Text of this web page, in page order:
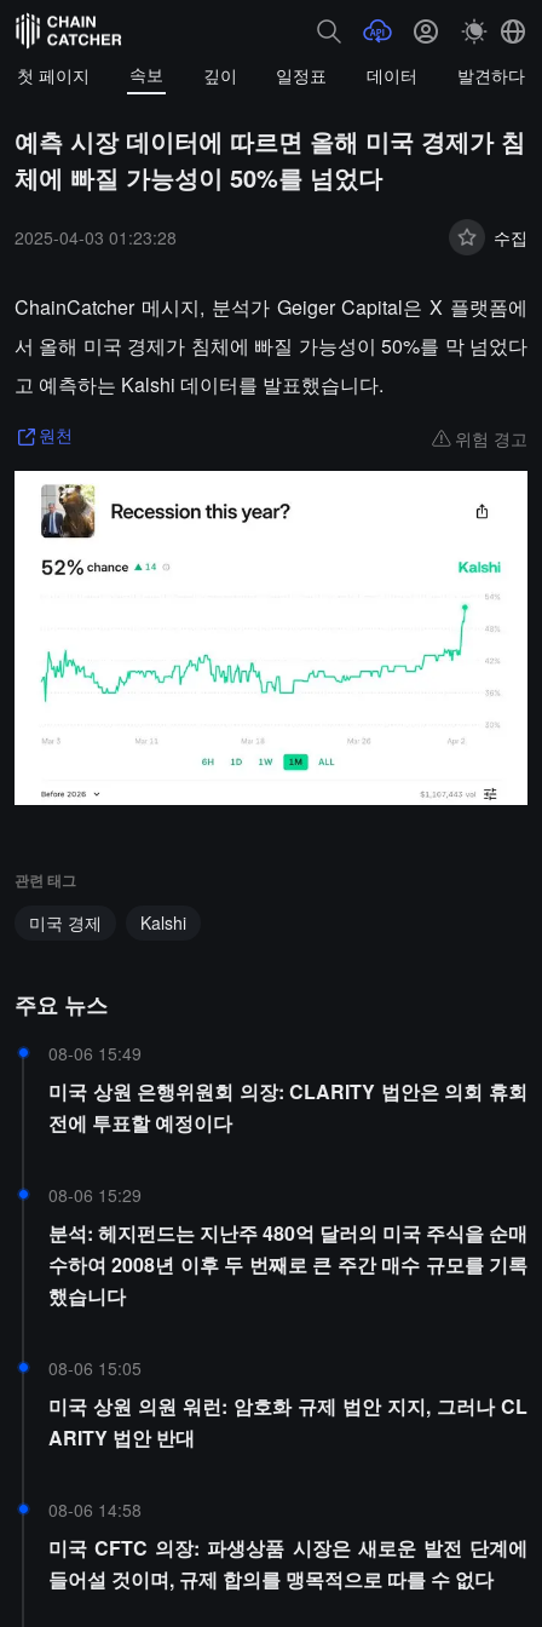
첫 페이지 속보 깊이 일정표 데이터 발견하다
예측 시장 데이터에 따르면 올해 미국 경제가 침
체에 빠질 가능성이 50%를 넘었다
2025-04-03 01:23:28 수집
ChainCatcher 메시지, 분석가 Geiger Capital은 X 플랫폼에
서 올해 미국 경제가 침체에 빠질 가능성이 50%를 막 넘었다
고 예측하는 Kalshi 데이터를 발표했습니다.
원천 위험 경고
관련 태그
미국 경제 Kalshi
주요 뉴스
08-06 15:49
미국 상원 은행위원회 의장: CLARITY 법안은 의회 휴회
전에 투표할 예정이다
08-06 15:29
분석: 헤지펀드는 지난주 480억 달러의 미국 주식을 순매
수하여 2008년 이후 두 번째로 큰 주간 매수 규모를 기록
했습니다
08-06 15:05
미국 상원 의원 워런: 암호화 규제 법안 지지, 그러나 CL
ARITY 법안 반대
08-06 14:58
미국 CFTC 의장: 파생상품 시장은 새로운 발전 단계에
들어설 것이며, 규제 합의를 맹목적으로 따를 수 없다